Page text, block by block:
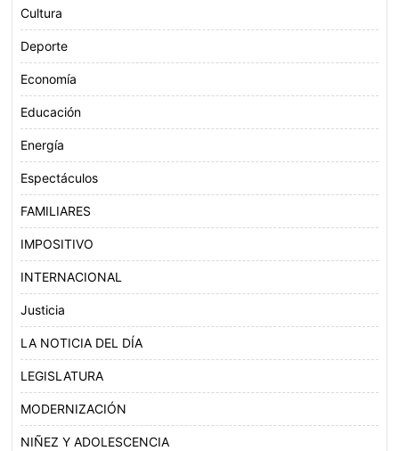
Cultura
Deporte
Economía
Educación
Energía
Espectáculos
FAMILIARES
IMPOSITIVO
INTERNACIONAL
Justicia
LA NOTICIA DEL DÍA
LEGISLATURA
MODERNIZACIÓN
NIÑEZ Y ADOLESCENCIA